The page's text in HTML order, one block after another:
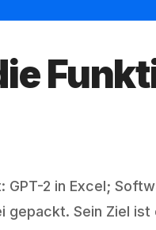
2 in Excel;
gepackt. Sein Ziel